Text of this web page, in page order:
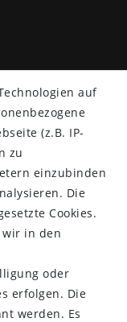
auf
(z.B. IP-
zu
einzubinden
Die
Cookies.
in den
oder
erfolgen. Die
werden. Es